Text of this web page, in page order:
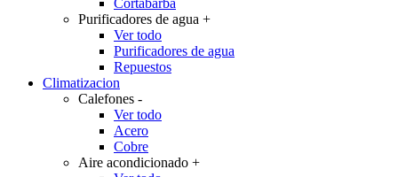
Cortabarba
Purificadores de agua +
Ver todo
Purificadores de agua
Repuestos
Climatizacion
Calefones -
Ver todo
Acero
Cobre
Aire acondicionado +